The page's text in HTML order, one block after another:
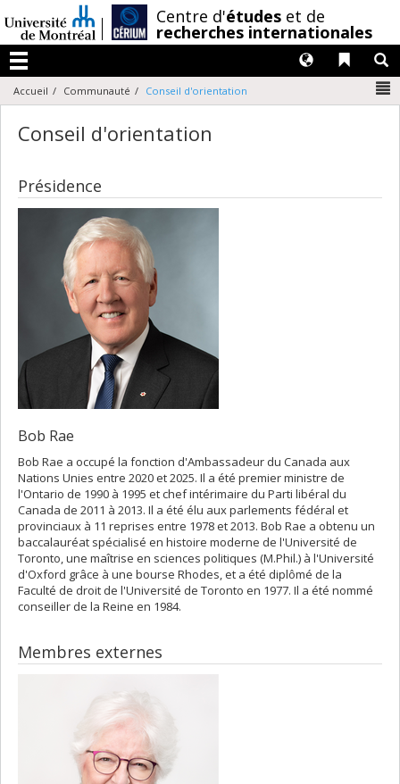
au
contenu
Centre d'études et de
recherches internationales
Menu
Liens
Langues
Accueil Communauté Conseil d'orientation
Conseil d'orientation
Présidence
Bob Rae
Bob Rae a occupé la fonction d'Ambassadeur du Canada aux
Nations Unies entre 2020 et 2025. Il a été premier ministre de
l'Ontario de 1990 à 1995 et chef intérimaire du Parti libéral du
Canada de 2011 à 2013. Il a été élu aux parlements fédéral et
provinciaux à 11 reprises entre 1978 et 2013. Bob Rae a obtenu un
baccalauréat spécialisé en histoire moderne de l'Université de
Toronto, une maîtrise en sciences politiques (M.Phil.) à l'Université
d'Oxford grâce à une bourse Rhodes, et a été diplômé de la
Faculté de droit de l'Université de Toronto en 1977. Il a été nommé
conseiller de la Reine en 1984.
Membres externes